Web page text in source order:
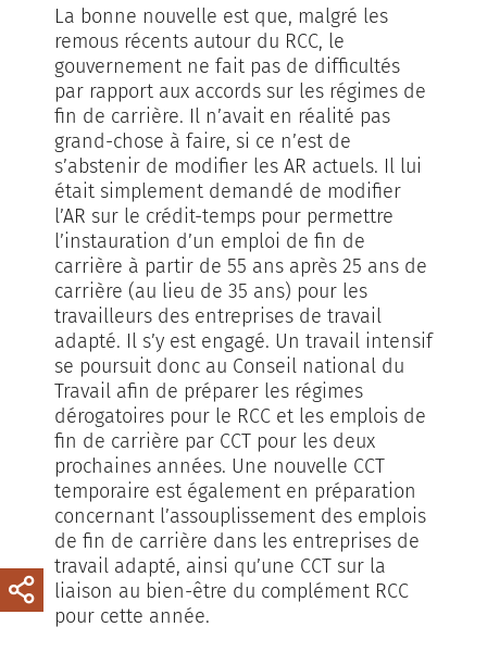
La bonne nouvelle est que, malgré les
remous récents autour du RCC, le
gouvernement ne fait pas de difficultés
par rapport aux accords sur les régimes de
fin de carrière. Il n’avait en réalité pas
grand-chose à faire, si ce n’est de
s’abstenir de modifier les AR actuels. Il lui
était simplement demandé de modifier
l’AR sur le crédit-temps pour permettre
l’instauration d’un emploi de fin de
carrière à partir de 55 ans après 25 ans de
carrière (au lieu de 35 ans) pour les
travailleurs des entreprises de travail
adapté. Il s’y est engagé. Un travail intensif
se poursuit donc au Conseil national du
Travail afin de préparer les régimes
dérogatoires pour le RCC et les emplois de
fin de carrière par CCT pour les deux
prochaines années. Une nouvelle CCT
temporaire est également en préparation
concernant l’assouplissement des emplois
de fin de carrière dans les entreprises de
travail adapté, ainsi qu’une CCT sur la
liaison au bien-être du complément RCC
pour cette année.